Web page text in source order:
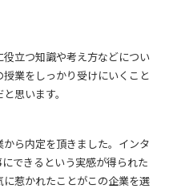
立つ知識や考え方などについ
業をしっかり受けにいくこと
思います。
ら内定を頂きました。インタ
できるという実感が得られた
惹かれたことがこの企業を選